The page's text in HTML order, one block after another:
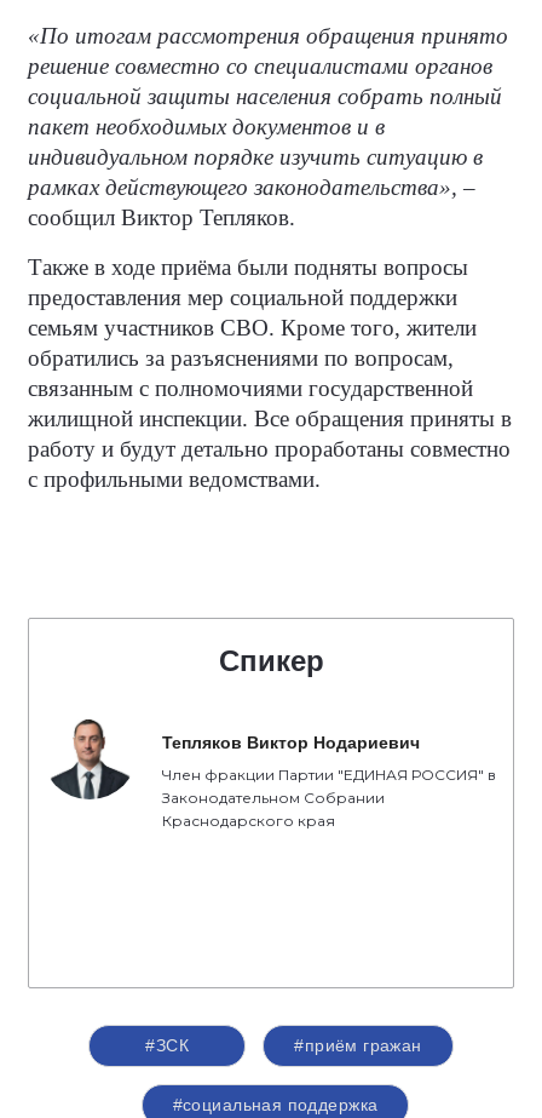
«По итогам рассмотрения обращения принято
решение совместно со специалистами органов
социальной защиты населения собрать полный
пакет необходимых документов и в
индивидуальном порядке изучить ситуацию в
рамках действующего законодательства», –
сообщил Виктор Тепляков.
Также в ходе приёма были подняты вопросы
предоставления мер социальной поддержки
семьям участников СВО. Кроме того, жители
обратились за разъяснениями по вопросам,
связанным с полномочиями государственной
жилищной инспекции. Все обращения приняты в
работу и будут детально проработаны совместно
с профильными ведомствами.
Спикер
Тепляков Виктор Нодариевич
Член фракции Партии "ЕДИНАЯ РОССИЯ" в
Законодательном Собрании
Краснодарского края
#ЗСК #приём гражан
#социальная поддержка